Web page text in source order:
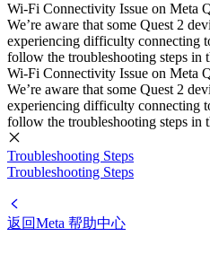
Wi-Fi Connectivity Issue on Meta
We’re aware that some Quest 2
experiencing difficulty connecting
follow the troubleshooting steps in
Wi-Fi Connectivity Issue on Meta
We’re aware that some Quest 2
experiencing difficulty connecting
follow the troubleshooting steps in
Troubleshooting Steps
Troubleshooting Steps
返回Meta 帮助中心